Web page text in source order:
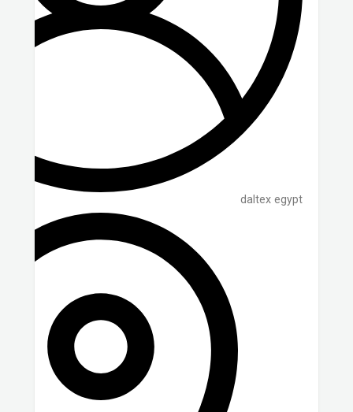
daltex egypt